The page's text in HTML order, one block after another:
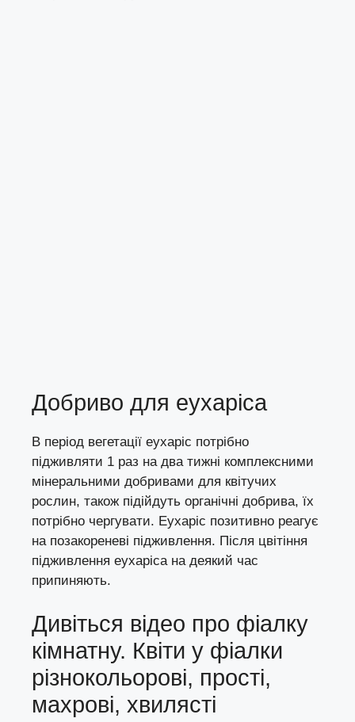
Добриво для еухаріса
В період вегетації еухаріс потрібно
підживляти 1 раз на два тижні комплексними
мінеральними добривами для квітучих
рослин, також підійдуть органічні добрива, їх
потрібно чергувати. Еухаріс позитивно реагує
на позакореневі підживлення. Після цвітіння
підживлення еухаріса на деякий час
припиняють.
Дивіться відео про фіалку
кімнатну. Квіти у фіалки
різнокольорові, прості,
махрові, хвилясті